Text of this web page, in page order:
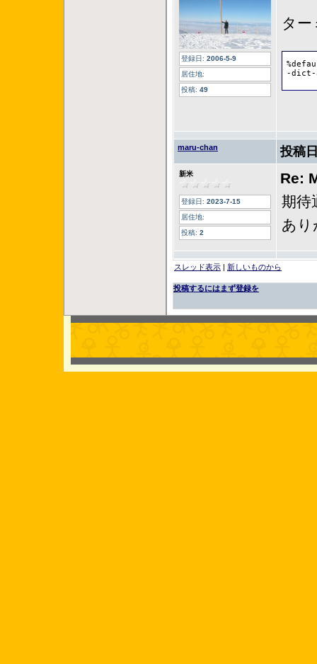
登録日: 2006-5-9
居住地:
投稿: 49
タ
-dict-
maru-chan 投稿
新米
登録日: 2023-7-15
居住地:
投稿: 2
Re:
期待
あ
スレッド表示 | 新しいものから
投稿するにはまず登録を